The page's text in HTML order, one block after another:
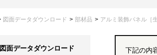
図面データダウンロード 部材品 アルミ装飾パネル［生
下記の内
図面データダウンロード